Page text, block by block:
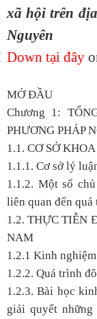
xã hội trên
Nguyên
Down tại đây
MỞ ĐẦU
Chương 1:
PHƯƠNG PHÁP
1.1. CƠ SỞ
1.1.1. Cơ sở lý
1.1.2. Một số
liên quan đến
1.2. THỰC TIỄN
NAM
1.2.1 Kinh
1.2.2. Quá trình
1.2.3. Bài học
giải quyết